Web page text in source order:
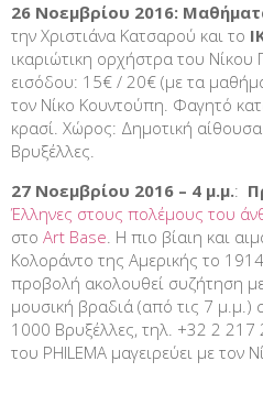
26 Νοεμβρίου 2016:
την Χριστιάνα Κατσαρού και το
ικαριώτικη ορχήστρα του
εισόδου: 15€ / 20€ (με τα
τον Νίκο Κουντούπη. Φαγητό
κρασί. Χώρος: Δημοτική
Βρυξέλλες.
27 Νοεμβρίου 2016 – 4 μ.μ.:
Έλληνες στους πολέμους του
στο Art Base. Η πιο βίαιη και
Κολοράντο της Αμερικής το
προβολή ακολουθεί συζήτηση με
μουσική βραδιά (από τις 7
1000 Βρυξέλλες, τηλ. +32 2
του PHILEMA μαγειρεύει με τον